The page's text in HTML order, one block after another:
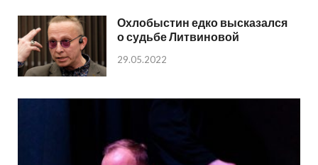
Охлобыстин едко высказался
о судьбе Литвиновой
29.05.2022